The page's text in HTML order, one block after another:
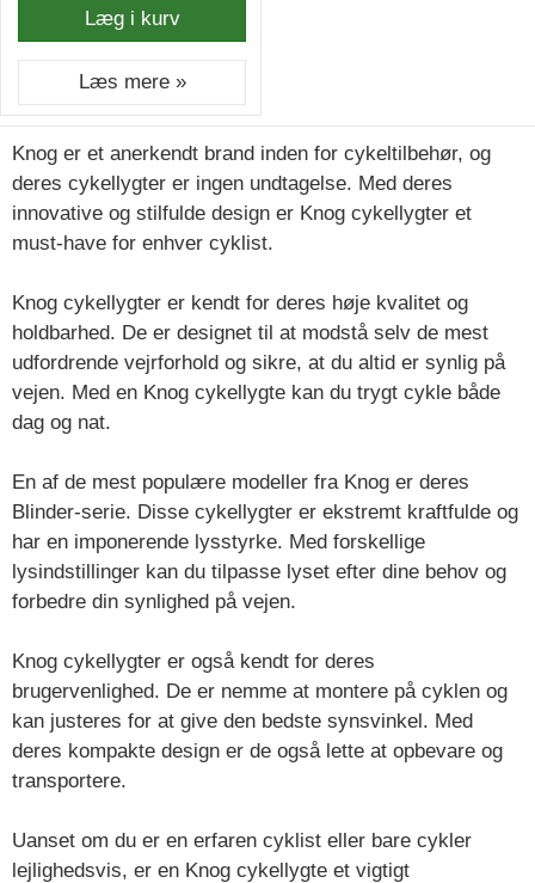
Læg i kurv
Læs mere »
Knog er et anerkendt brand inden for cykeltilbehør, og
deres cykellygter er ingen undtagelse. Med deres
innovative og stilfulde design er Knog cykellygter et
must-have for enhver cyklist.
Knog cykellygter er kendt for deres høje kvalitet og
holdbarhed. De er designet til at modstå selv de mest
udfordrende vejrforhold og sikre, at du altid er synlig på
vejen. Med en Knog cykellygte kan du trygt cykle både
dag og nat.
En af de mest populære modeller fra Knog er deres
Blinder-serie. Disse cykellygter er ekstremt kraftfulde og
har en imponerende lysstyrke. Med forskellige
lysindstillinger kan du tilpasse lyset efter dine behov og
forbedre din synlighed på vejen.
Knog cykellygter er også kendt for deres
brugervenlighed. De er nemme at montere på cyklen og
kan justeres for at give den bedste synsvinkel. Med
deres kompakte design er de også lette at opbevare og
transportere.
Uanset om du er en erfaren cyklist eller bare cykler
lejlighedsvis, er en Knog cykellygte et vigtigt